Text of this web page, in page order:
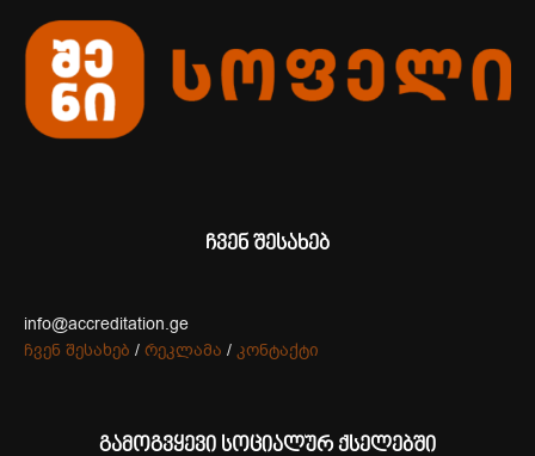
ჩვენ შესახებ
info@accreditation.ge
ჩვენ შესახებ / რეკლამა / კონტაქტი
გამოგვყევი სოციალურ ქსელებში